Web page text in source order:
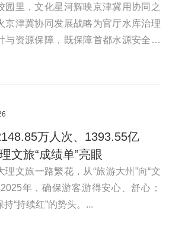
园里，文化星河辉映京津冀用协同之
京津冀协同发展战略为官厅水库治理
与资源保障，既保障首都水源安全，
万人次、1393.55亿
文旅“成绩单”亮眼
理文旅一路繁花，从“旅游大州”向“文
年，确保游客游得安心、舒心；
“持续红”的势头。...